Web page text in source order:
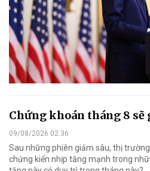
Chứng khoán tháng 8 sẽ
09/08/2026 02:36
Sau những phiên giảm sâu, thị
chứng kiến nhịp tăng mạnh trong